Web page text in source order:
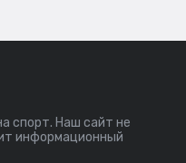
спорт. Наш сайт не
информационный